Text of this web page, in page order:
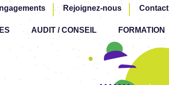
Rejoignez-nous Contact
AUDIT / CONSEIL FORMATION